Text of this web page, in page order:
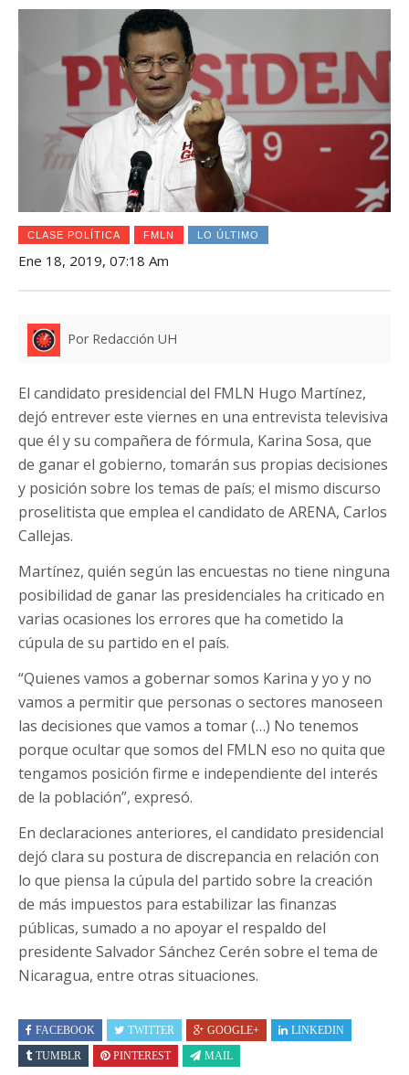
CLASE POLÍTICA FMLN LO ÚLTIMO
Ene 18, 2019, 07:18 Am
Por Redacción UH
El candidato presidencial del FMLN Hugo Martínez,
dejó entrever este viernes en una entrevista televisiva
que él y su compañera de fórmula, Karina Sosa, que
de ganar el gobierno, tomarán sus propias decisiones
y posición sobre los temas de país; el mismo discurso
proselitista que emplea el candidato de ARENA, Carlos
Callejas.
Martínez, quién según las encuestas no tiene ninguna
posibilidad de ganar las presidenciales ha criticado en
varias ocasiones los errores que ha cometido la
cúpula de su partido en el país.
“Quienes vamos a gobernar somos Karina y yo y no
vamos a permitir que personas o sectores manoseen
las decisiones que vamos a tomar (…) No tenemos
porque ocultar que somos del FMLN eso no quita que
tengamos posición firme e independiente del interés
de la población”, expresó.
En declaraciones anteriores, el candidato presidencial
dejó clara su postura de discrepancia en relación con
lo que piensa la cúpula del partido sobre la creación
de más impuestos para estabilizar las finanzas
públicas, sumado a no apoyar el respaldo del
presidente Salvador Sánchez Cerén sobre el tema de
Nicaragua, entre otras situaciones.
FACEBOOK TWITTER GOOGLE+
LINKEDIN
TUMBLR
PINTEREST MAIL